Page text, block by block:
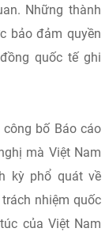
Những thành
bảo đảm quyền
quốc tế ghi
bố Báo cáo
mà Việt Nam
kỳ phổ quát về
nhiệm quốc
của Việt Nam